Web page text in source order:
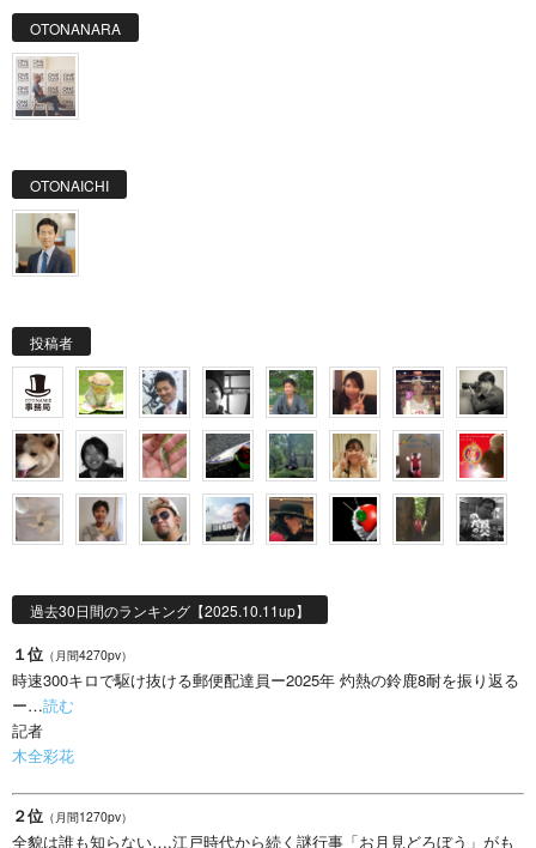
OTONANARA
OTONAICHI
投稿者
過去30日間のランキング【2025.10.11up】
１位 （月間4270pv）
時速300キロで駆け抜ける郵便配達員ー2025年 灼熱の鈴鹿8耐を振り返る
ー…読む
記者
木全彩花
２位 （月間1270pv）
全貌は誰も知らない….江戸時代から続く謎行事「お月見どろぼう」がも